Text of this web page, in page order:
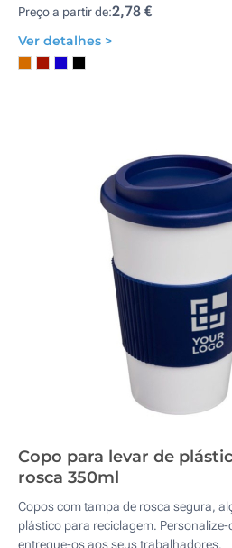
Preço a partir de:2,78 €
Ver detalhes >
Copo para levar de
rosca 350ml
Copos com tampa de rosca segura,
plástico para reciclagem. Personalize-
entregue-os aos seus trabalhadores.